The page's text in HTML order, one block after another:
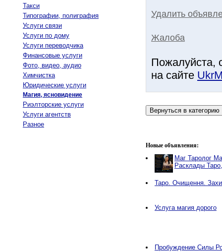
Такси
Типографии, полиграфия
Услуги связи
Услуги по дому
Услуги переводчика
Финансовые услуги
Фото, видео, аудио
Химчистка
Юридические услуги
Магия, ясновидение
Риэлторские услуги
Услуги агентств
Разное
Удалить
Жалоба
Пожалуйста,
на сайте
Новые объявления:
Маг Таролог
Расклады
Таро. Очищення.
Услуга магия дорого
Пробуждение Силы